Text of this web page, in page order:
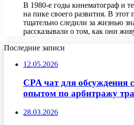
В 1980-е годы кинематограф и
на пике своего развития. В
тщательно следили за жизнью
рассказывали о том, как они
Последние записи
12.05.2026
CPA чат для обсуждения
опытом по арбитражу
28.03.2026